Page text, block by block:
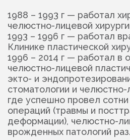
1988 – 1993 г — работал
челюстно-лицевой
1993 – 1996 г — работал
Клинике пластической
1996 – 2014 г — работал в
челюстно-лицевой
экто- и
стоматологии и челюстно-
где успешно провел
операций (травмы и
деформации), челюстно-
врожденных патологий